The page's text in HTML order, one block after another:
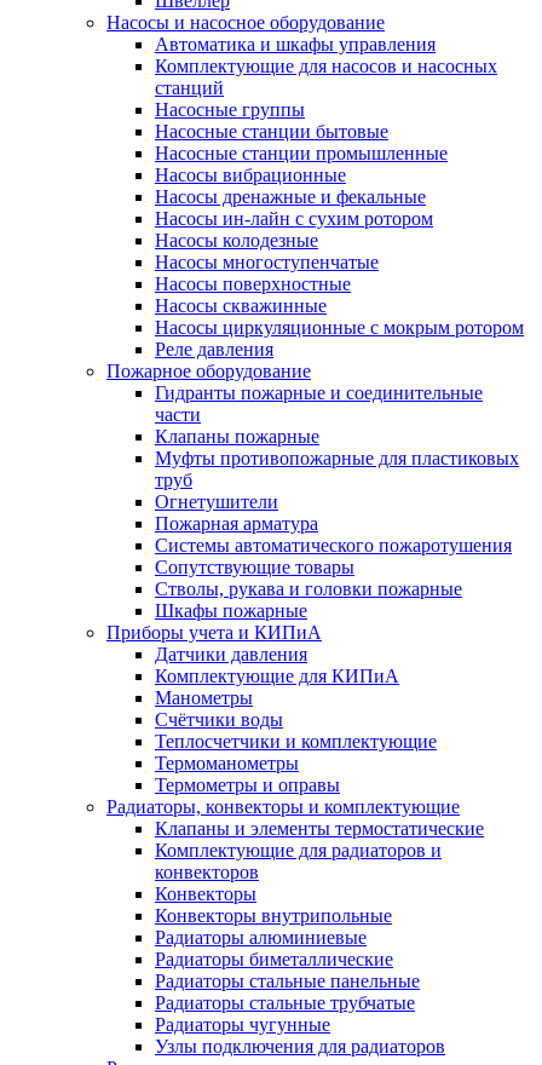
Насосы и насосное оборудование
Автоматика и шкафы управления
Комплектующие для насосов и насосных
станций
Насосные группы
Насосные станции бытовые
Насосные станции промышленные
Насосы вибрационные
Насосы дренажные и фекальные
Насосы ин-лайн с сухим ротором
Насосы колодезные
Насосы многоступенчатые
Насосы поверхностные
Насосы скважинные
Насосы циркуляционные с мокрым ротором
Реле давления
Пожарное оборудование
Гидранты пожарные и соединительные
части
Клапаны пожарные
Муфты противопожарные для пластиковых
труб
Огнетушители
Пожарная арматура
Системы автоматического пожаротушения
Сопутствующие товары
Стволы, рукава и головки пожарные
Шкафы пожарные
Приборы учета и КИПиА
Датчики давления
Комплектующие для КИПиА
Манометры
Счётчики воды
Теплосчетчики и комплектующие
Термоманометры
Термометры и оправы
Радиаторы, конвекторы и комплектующие
Клапаны и элементы термостатические
Комплектующие для радиаторов и
конвекторов
Конвекторы
Конвекторы внутрипольные
Радиаторы алюминиевые
Радиаторы биметаллические
Радиаторы стальные панельные
Радиаторы стальные трубчатые
Радиаторы чугунные
Узлы подключения для радиаторов